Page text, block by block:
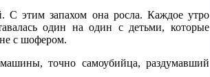
С этим запахом она росла. Каждое утро
один на один с детьми, которые
с шофером.
точно самоубийца, раздумавший